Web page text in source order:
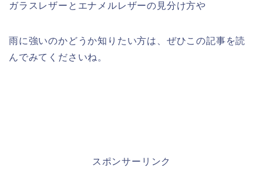
ガラスレザーとエナメルレザーの見分け方や
雨に強いのかどうか知りたい方は、ぜひこの記事を読
んでみてくださいね。
スポンサーリンク